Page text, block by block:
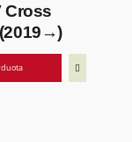
Cross